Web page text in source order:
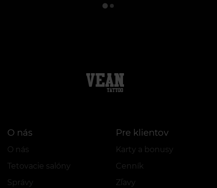
O nás
O nás
Tetovacie salóny
Správy
Pre klientov
Karty a bonusy
Cenník
Zľavy